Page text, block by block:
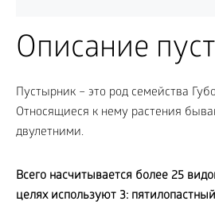
Описание
Пустырник – это род семейства
Относящиеся к нему растения
двулетними.
Всего насчитывается более 25
целях используют 3: